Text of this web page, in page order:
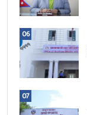
06
07